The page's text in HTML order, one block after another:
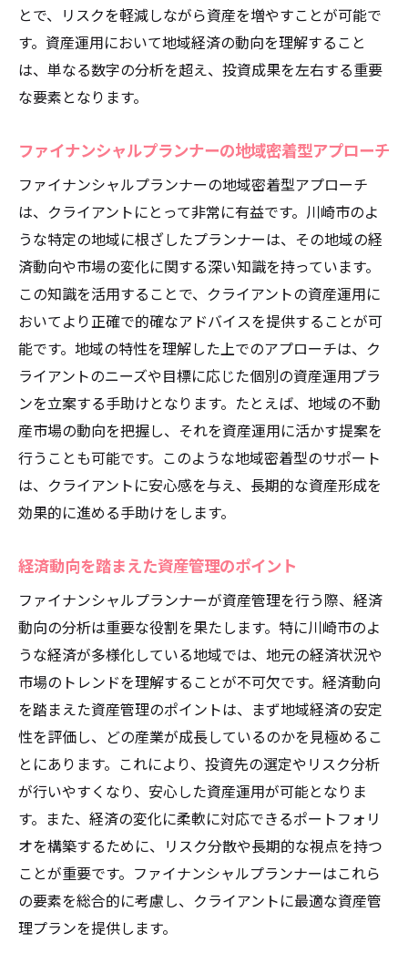
とで、リスクを軽減しながら資産を増やすことが可能で
す。資産運用において地域経済の動向を理解すること
は、単なる数字の分析を超え、投資成果を左右する重要
な要素となります。
ファイナンシャルプランナーの地域密着型アプローチ
ファイナンシャルプランナーの地域密着型アプローチ
は、クライアントにとって非常に有益です。川崎市のよ
うな特定の地域に根ざしたプランナーは、その地域の経
済動向や市場の変化に関する深い知識を持っています。
この知識を活用することで、クライアントの資産運用に
おいてより正確で的確なアドバイスを提供することが可
能です。地域の特性を理解した上でのアプローチは、ク
ライアントのニーズや目標に応じた個別の資産運用プラ
ンを立案する手助けとなります。たとえば、地域の不動
産市場の動向を把握し、それを資産運用に活かす提案を
行うことも可能です。このような地域密着型のサポート
は、クライアントに安心感を与え、長期的な資産形成を
効果的に進める手助けをします。
経済動向を踏まえた資産管理のポイント
ファイナンシャルプランナーが資産管理を行う際、経済
動向の分析は重要な役割を果たします。特に川崎市のよ
うな経済が多様化している地域では、地元の経済状況や
市場のトレンドを理解することが不可欠です。経済動向
を踏まえた資産管理のポイントは、まず地域経済の安定
性を評価し、どの産業が成長しているのかを見極めるこ
とにあります。これにより、投資先の選定やリスク分析
が行いやすくなり、安心した資産運用が可能となりま
す。また、経済の変化に柔軟に対応できるポートフォリ
オを構築するために、リスク分散や長期的な視点を持つ
ことが重要です。ファイナンシャルプランナーはこれら
の要素を総合的に考慮し、クライアントに最適な資産管
理プランを提供します。